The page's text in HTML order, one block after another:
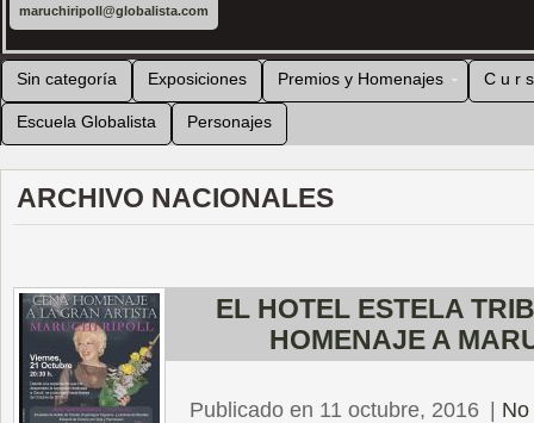
maruchiripoll@globalista.com
Sin categoría Exposiciones Premios y Homenajes C u r
Escuela Globalista Personajes
ARCHIVO NACIONALES
EL HOTEL ESTELA
HOMENAJE A
Publicado en 11 octubre, 2016